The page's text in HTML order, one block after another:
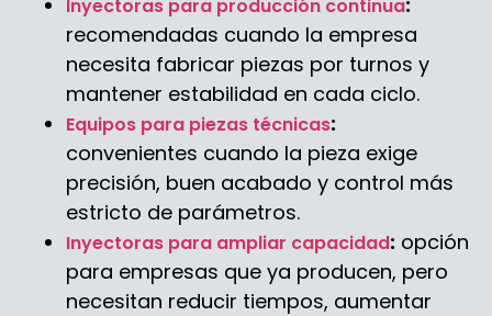
Inyectoras para producción continua
recomendadas cuando la empresa
necesita fabricar piezas por turnos y
mantener estabilidad en cada ciclo.
Equipos para piezas técnicas:
convenientes cuando la pieza exige
precisión, buen acabado y control más
estricto de parámetros.
Inyectoras para ampliar capacidad: opción
para empresas que ya producen, pero
necesitan reducir tiempos, aumentar